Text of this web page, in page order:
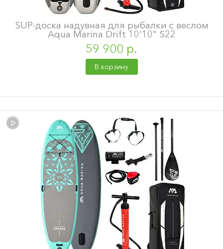
SUP-доска надувная для рыбалки с веслом
Aqua Marina Drift 10'10" S22
59 900 р.
В корзину